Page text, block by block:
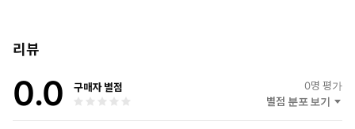
리뷰
0.0 구매자 별점 0명 평가
별점 분포 보기